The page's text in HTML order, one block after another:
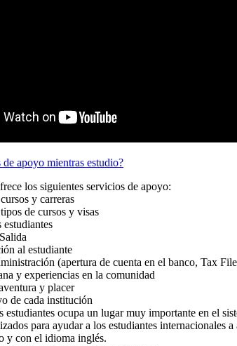
de apoyo mientras estudio?
los siguientes servicios de apoyo:
y carreras
de cursos y visas
estudiantes
al estudiante
(apertura de cuenta en el banco, Tax
y experiencias en la comunidad
y placer
de cada institución
estudiantes ocupa un lugar muy importante en el
para ayudar a los estudiantes
y con el idioma inglés.